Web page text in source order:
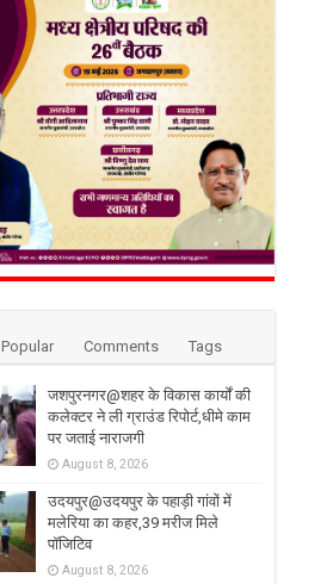
Popular Comments Tags
जशपुरनगर@शहर के विकास कार्यों की
कलेक्टर ने ली ग्राउंड रिपोर्ट,धीमे काम
पर जताई नाराजगी
August 8, 2026
उदयपुर@उदयपुर के पहाड़ी गांवों में
मलेरिया का कहर,39 मरीज मिले
पॉजिटिव
August 8, 2026